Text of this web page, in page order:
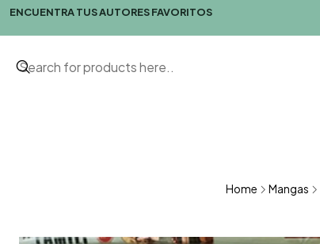
ENCUENTRA TUS AUTORES FAVORITOS
Home Mangas